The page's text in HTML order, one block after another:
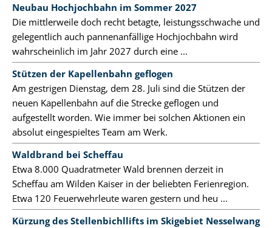
Neubau Hochjochbahn im Sommer 2027
Die mittlerweile doch recht betagte, leistungsschwache und
gelegentlich auch pannenanfällige Hochjochbahn wird
wahrscheinlich im Jahr 2027 durch eine ...
Stützen der Kapellenbahn geflogen
Am gestrigen Dienstag, dem 28. Juli sind die Stützen der
neuen Kapellenbahn auf die Strecke geflogen und
aufgestellt worden. Wie immer bei solchen Aktionen ein
absolut eingespieltes Team am Werk.
Waldbrand bei Scheffau
Etwa 8.000 Quadratmeter Wald brennen derzeit in
Scheffau am Wilden Kaiser in der beliebten Ferienregion.
Etwa 120 Feuerwehrleute waren gestern und heu ...
Kürzung des Stellenbichllifts im Skigebiet Nesselwang